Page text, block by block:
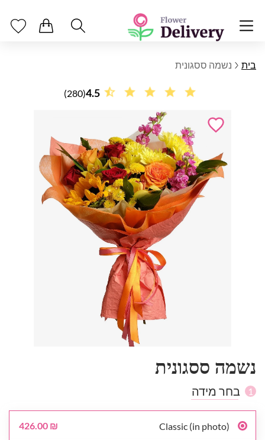
בית נשמה ססגונית
4.5
(280)
נשמה ססגונית
1 בחר מידה
Classic (in photo)
426.00 ₪